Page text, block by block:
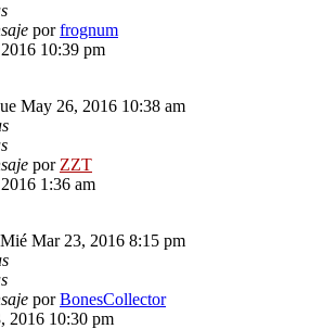
porfrognum
10:39 pm
May 26, 2016 10:38 am
por ZZT
1:36 am
Mié Mar 23, 2016 8:15 pm
porBonesCollector
2016 10:30 pm